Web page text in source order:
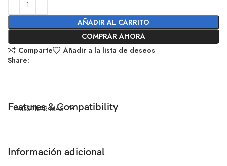
AÑADIR AL CARRITO
COMPRAR AHORA
Comparte
Añadir a la lista de deseos
Share:
Features & Compatibility
MOSTRAR MÁS
Información adicional